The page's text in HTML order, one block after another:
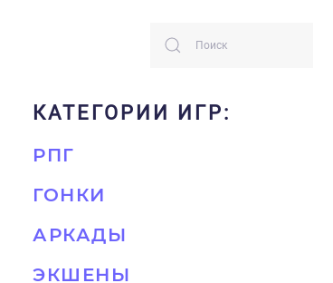
КАТЕГОРИИ ИГР:
РПГ
ГОНКИ
АРКАДЫ
ЭКШЕНЫ